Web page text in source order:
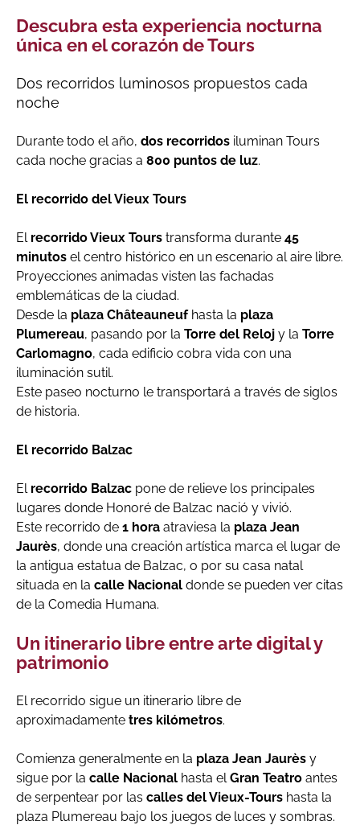
Descubra esta experiencia nocturna
única en el corazón de Tours
Dos recorridos luminosos propuestos cada
noche
Durante todo el año, dos recorridos iluminan Tours
cada noche gracias a 800 puntos de luz.
El recorrido del Vieux Tours
El recorrido Vieux Tours transforma durante 45
minutos el centro histórico en un escenario al aire libre.
Proyecciones animadas visten las fachadas
emblemáticas de la ciudad.
Desde la plaza Châteauneufhasta la plaza
Plumereau, pasando por la Torre del Reloj y la Torre
Carlomagno, cada edificio cobra vida con una
iluminación sutil.
Este paseo nocturno le transportará a través de siglos
de historia.
El recorrido Balzac
El recorrido Balzac pone de relieve los principales
lugares donde Honoré de Balzac nació y vivió.
Este recorrido de 1 hora atraviesa la plaza Jean
Jaurès, donde una creación artística marca el lugar de
la antigua estatua de Balzac, o por su casa natal
situada en la calle Nacional donde se pueden ver citas
de la Comedia Humana.
Un itinerario libre entre arte digital y
patrimonio
El recorrido sigue un itinerario libre de
aproximadamente tres kilómetros.
Comienza generalmente en la plaza Jean Jaurès y
sigue por la calle Nacional hasta elGran Teatro antes
de serpentear por las calles del Vieux-Tours hasta la
plaza Plumereau bajo los juegos de luces y sombras.